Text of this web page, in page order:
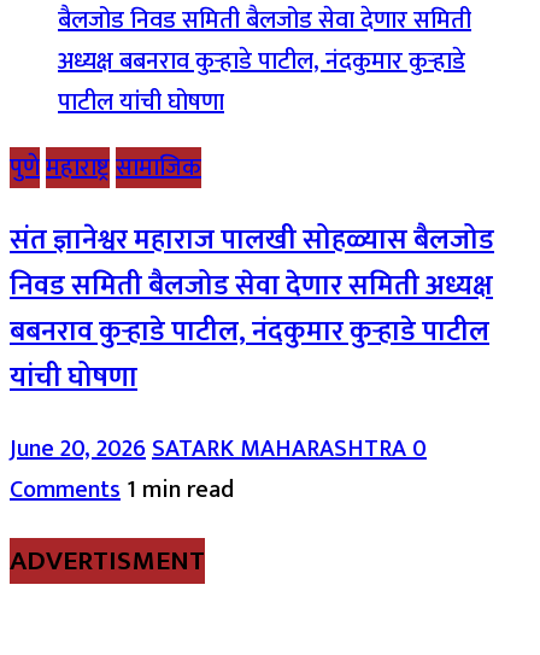
पुणेमहाराष्ट्रसामाजिक
संत ज्ञानेश्वर महाराज पालखी सोहळ्यास बैलजोड
निवड समिती बैलजोड सेवा देणार समिती अध्यक्ष
बबनराव कुऱ्हाडे पाटील, नंदकुमार कुऱ्हाडे पाटील
यांची घोषणा
June 20, 2026SATARK MAHARASHTRA0
Comments1 min read
ADVERTISMENT